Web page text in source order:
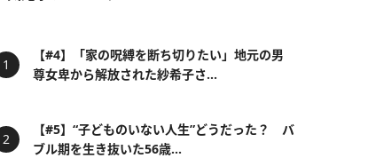
【#4】「家の呪縛を断ち切りたい」地元の男
尊女卑から解放された紗希子さ...
【#5】“子どものいない人生”どうだった？ バ
ブル期を生き抜いた56歳...